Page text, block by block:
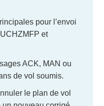
pour l’envoi
et
ACK, MAN ou
de vol soumis.
le plan de vol